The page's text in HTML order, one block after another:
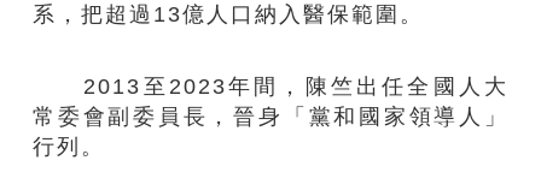
系，把超過13億人口納入醫保範圍。
2013至2023年間，陳竺出任全國人大
常委會副委員長，晉身「黨和國家領導人」
行列。